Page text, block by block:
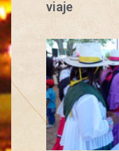
viaje